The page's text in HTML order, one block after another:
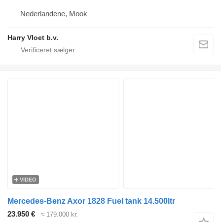
Nederlandene, Mook
Harry Vloet b.v.
VIDEO
Mercedes-Benz Axor 1828 Fuel tank 14.500ltr
23.950 €
≈ 179.000 kr.